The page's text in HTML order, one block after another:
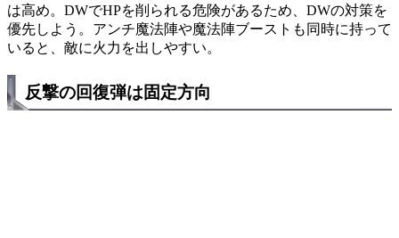
は高め。DWでHPを削られる危険があるため、DWの対策を
優先しよう。アンチ魔法陣や魔法陣ブーストも同時に持って
いると、敵に火力を出しやすい。
反撃の回復弾は固定方向